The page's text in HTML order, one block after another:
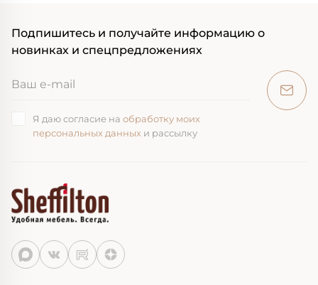
Подпишитесь и получайте информацию о
новинках и спецпредложениях
Я даю согласие на обработку моих
персональных данных и рассылку